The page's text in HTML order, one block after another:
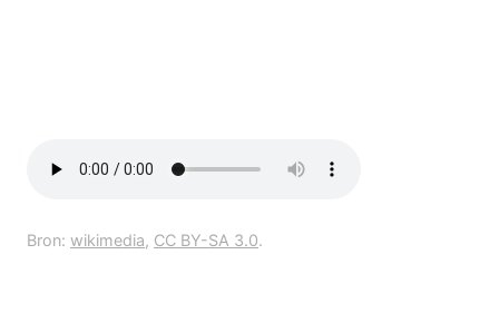
Bron: wikimedia, CC BY-SA 3.0.